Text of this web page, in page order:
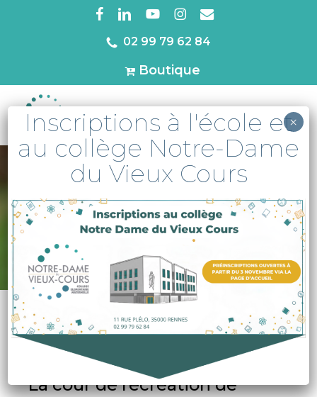
facebooklinkedinyoutubeinstagram
email
02 99 79 62 84
Boutique
MENU
Projet de
végétalisation
Accueil »Projet de végétalisation
La cour de récréation de
Inscriptions à l'école et
au collège Notre-Dame
du Vieux Cours
×